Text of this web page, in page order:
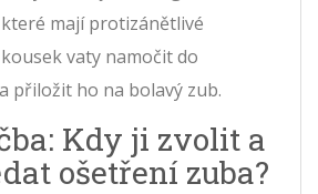
mají protizánětlivé
vaty namočit do
přiložit ho na bolavý zub.
Kdy ji zvolit a
ošetření zuba?